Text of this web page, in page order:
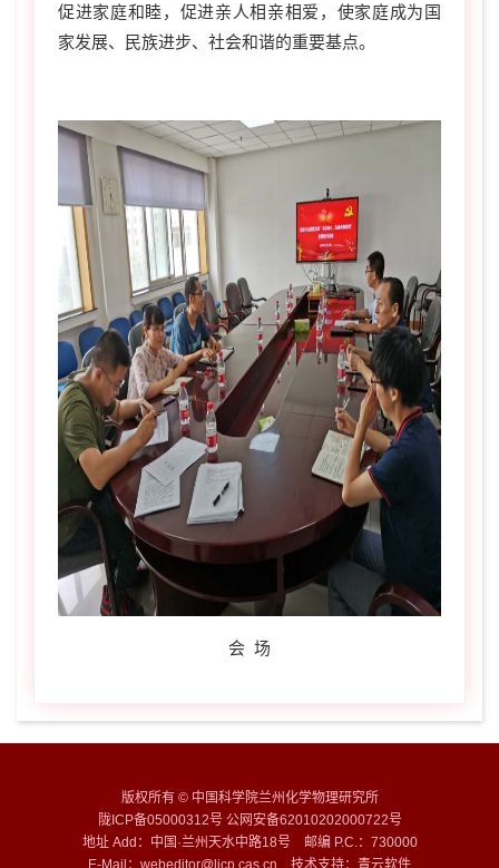
促进家庭和睦，促进亲人相亲相爱，使家庭成为国
家发展、民族进步、社会和谐的重要基点。
会 场
版权所有 © 中国科学院兰州化学物理研究所
陇ICP备05000312号 公网安备62010202000722号
地址 Add：中国·兰州天水中路18号 邮编 P.C.：730000
E-Mail：webeditor@licp.cas.cn 技术支持： 青云软件